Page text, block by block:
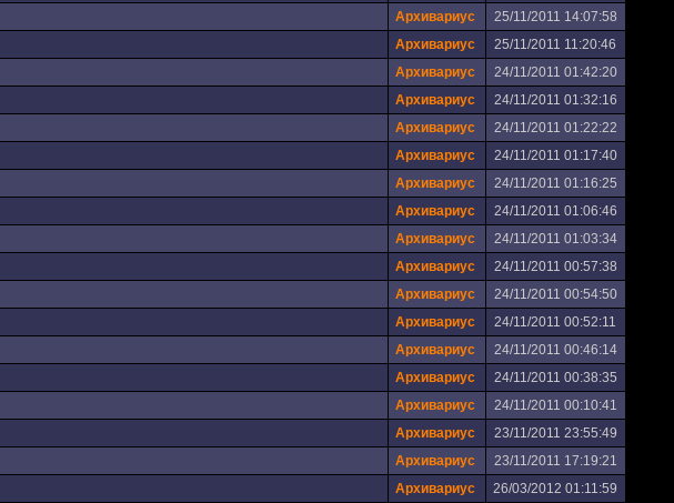
Архивариус
25/11/2011 14:07:58
Архивариус
25/11/2011 11:20:46
Архивариус
24/11/2011 01:42:20
Архивариус
24/11/2011 01:32:16
Архивариус
24/11/2011 01:22:22
Архивариус
24/11/2011 01:17:40
Архивариус
24/11/2011 01:16:25
Архивариус
24/11/2011 01:06:46
Архивариус
24/11/2011 01:03:34
Архивариус
24/11/2011 00:57:38
Архивариус
24/11/2011 00:54:50
Архивариус
24/11/2011 00:52:11
Архивариус
24/11/2011 00:46:14
Архивариус
24/11/2011 00:38:35
Архивариус
24/11/2011 00:10:41
Архивариус
23/11/2011 23:55:49
Архивариус
23/11/2011 17:19:21
Архивариус
26/03/2012 01:11:59